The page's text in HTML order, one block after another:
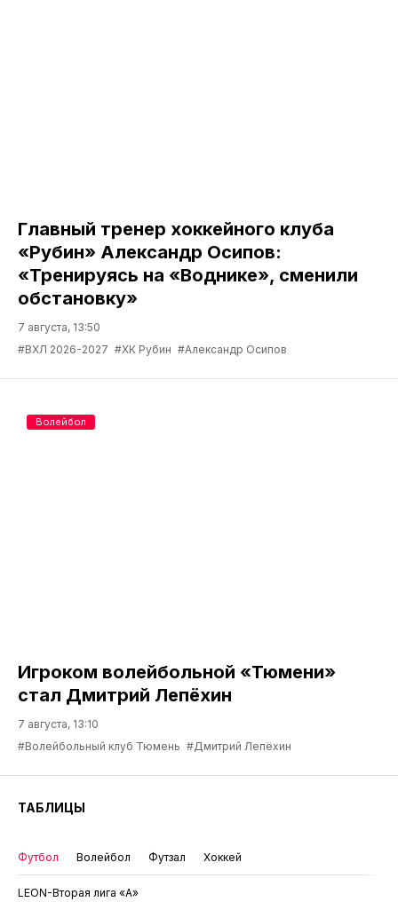
Главный тренер хоккейного клуба
«Рубин» Александр Осипов:
«Тренируясь на «Воднике», сменили
обстановку»
7 августа, 13:50
#ВХЛ 2026-2027 #ХК Рубин #Александр Осипов
Игроком волейбольной «Тюмени»
стал Дмитрий Лепёхин
7 августа, 13:10
#Волейбольный клуб Тюмень #Дмитрий Лепёхин
Волейбол
ТАБЛИЦЫ
Футбол Волейбол Футзал Хоккей
LEON-Вторая лига «А»